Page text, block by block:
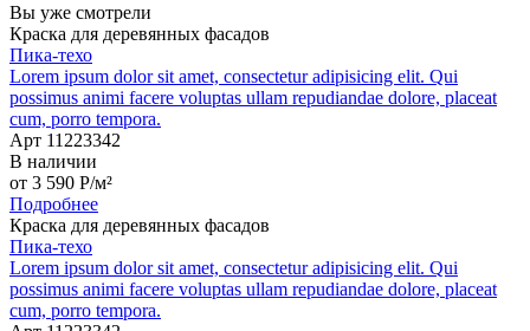
Вы уже смотрели
Краска для деревянных фасадов
Пика-техо
Lorem ipsum dolor sit amet, consectetur adipisicing elit. Qui
possimus animi facere voluptas ullam repudiandae dolore, placeat
cum, porro tempora.
Арт 11223342
В наличии
от 3 590 P/м²
Подробнее
Краска для деревянных фасадов
Пика-техо
Lorem ipsum dolor sit amet, consectetur adipisicing elit. Qui
possimus animi facere voluptas ullam repudiandae dolore, placeat
cum, porro tempora.